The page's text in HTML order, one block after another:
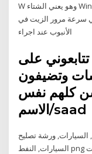
W وهو يعني الشتاء Winter او بردة الزيت ، رقم 20 قبل حرف W وهو
بارد ، رقم 50 و هو يعني سرعة مرور الزيت في
الأنبوب عند اجراء
على
وتضيفون
كلهم نفس
الاسم/saad
السيارات, ورشة تصليح
السيارات, النفط png غطاء رأس غزال أحمر ورمادي ، فلتر سناب شات